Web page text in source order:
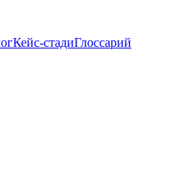
Кейс-стадиГлоссарий